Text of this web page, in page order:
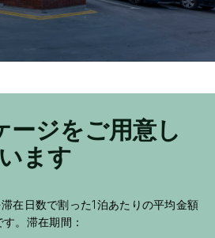
ージをご用意し
ます
在日数で割った1泊あたりの平均金額
す。滞在期間：